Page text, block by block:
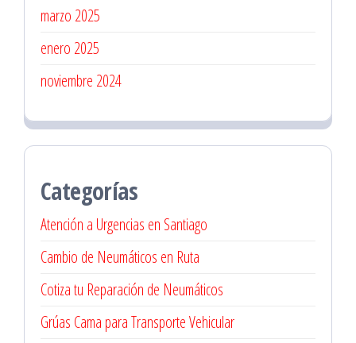
marzo 2025
enero 2025
noviembre 2024
Categorías
Atención a Urgencias en Santiago
Cambio de Neumáticos en Ruta
Cotiza tu Reparación de Neumáticos
Grúas Cama para Transporte Vehicular